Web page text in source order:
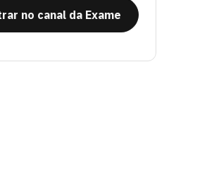
no canal da Exame